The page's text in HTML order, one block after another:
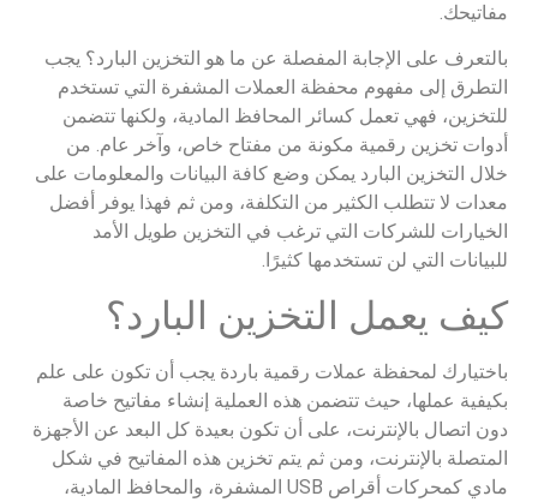
مفاتيحك.
بالتعرف على الإجابة المفصلة عن ما هو التخزين البارد؟ يجب
التطرق إلى مفهوم محفظة العملات المشفرة التي تستخدم
للتخزين، فهي تعمل كسائر المحافظ المادية، ولكنها تتضمن
أدوات تخزين رقمية مكونة من مفتاح خاص، وآخر عام. من
خلال التخزين البارد يمكن وضع كافة البيانات والمعلومات على
معدات لا تتطلب الكثير من التكلفة، ومن ثم فهذا يوفر أفضل
الخيارات للشركات التي ترغب في التخزين طويل الأمد
للبيانات التي لن تستخدمها كثيرًا.
كيف يعمل التخزين البارد؟
باختيارك لمحفظة عملات رقمية باردة يجب أن تكون على علم
بكيفية عملها، حيث تتضمن هذه العملية إنشاء مفاتيح خاصة
دون اتصال بالإنترنت، على أن تكون بعيدة كل البعد عن الأجهزة
المتصلة بالإنترنت، ومن ثم يتم تخزين هذه المفاتيح في شكل
مادي كمحركات أقراص USB المشفرة، والمحافظ المادية،